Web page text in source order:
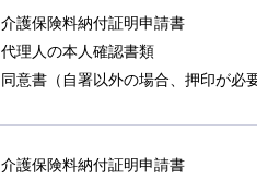
介護保険料納付証明申請書
代理人の本人確認書類
同意書（自署以外の場合、押印が必要
介護保険料納付証明申請書